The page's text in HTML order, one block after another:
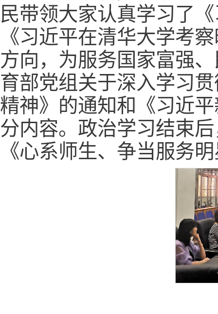
民带领大家认真学习了
《习近平在清华大学考
方向，为服务国家富强
育部党组关于深入学习
精神》的通知和《习近
分内容。政治学习结束
《心系师生、争当服务